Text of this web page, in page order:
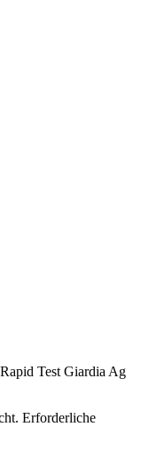
Test Giardia Ag
Erforderliche